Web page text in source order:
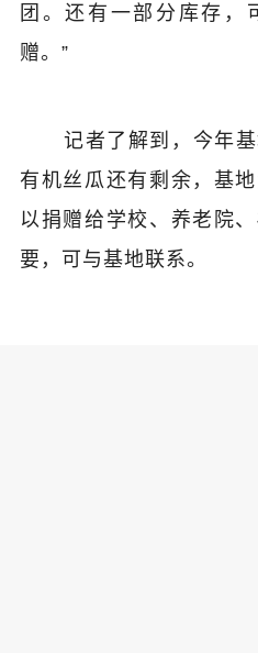
团。还有一部分库存，
赠。”
记者了解到，今年
有机丝瓜还有剩余，基
以捐赠给学校、养老院
要，可与基地联系。